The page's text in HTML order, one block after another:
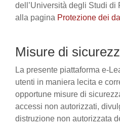
dell’Università degli Studi
alla pagina Protezione dei
Misure di
La presente piattaforma e-
utenti in maniera lecita e
opportune misure di
accessi non autorizzati,
distruzione non autorizzata